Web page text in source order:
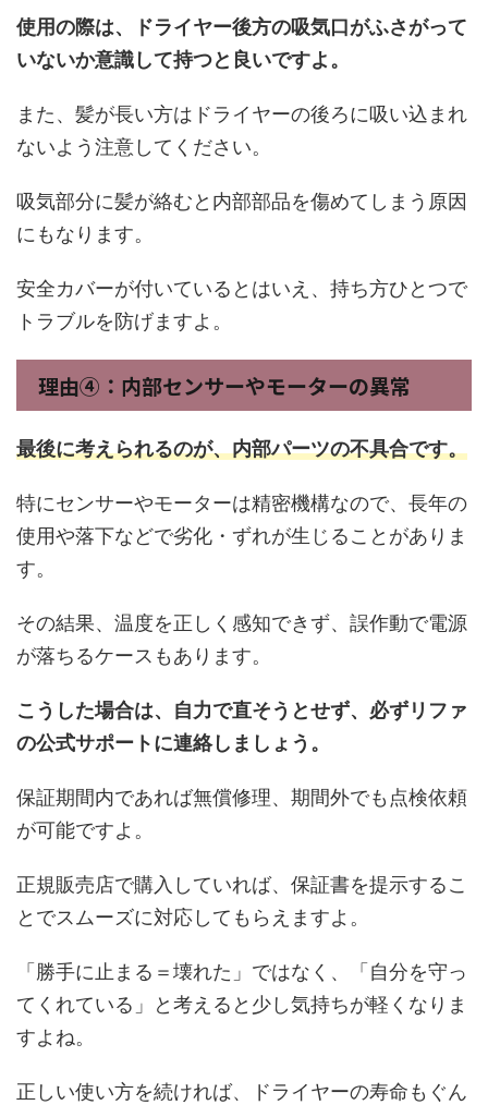
使用の際は、ドライヤー後方の吸気口がふさがって
いないか意識して持つと良いですよ。
また、髪が長い方はドライヤーの後ろに吸い込まれ
ないよう注意してください。
吸気部分に髪が絡むと内部部品を傷めてしまう原因
にもなります。
安全カバーが付いているとはいえ、持ち方ひとつで
トラブルを防げますよ。
理由④：内部センサーやモーターの異常
最後に考えられるのが、内部パーツの不具合です。
特にセンサーやモーターは精密機構なので、長年の
使用や落下などで劣化・ずれが生じることがありま
す。
その結果、温度を正しく感知できず、誤作動で電源
が落ちるケースもあります。
こうした場合は、自力で直そうとせず、必ずリファ
の公式サポートに連絡しましょう。
保証期間内であれば無償修理、期間外でも点検依頼
が可能ですよ。
正規販売店で購入していれば、保証書を提示するこ
とでスムーズに対応してもらえますよ。
「勝手に止まる＝壊れた」ではなく、「自分を守っ
てくれている」と考えると少し気持ちが軽くなりま
すよね。
正しい使い方を続ければ、ドライヤーの寿命もぐん